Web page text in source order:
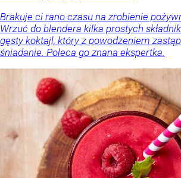
Brakuje ci rano czasu na zrobienie
Wrzuć do blendera kilka prostych
gęsty koktajl, który z powodzeniem
śniadanie. Poleca go znana ekspertka.